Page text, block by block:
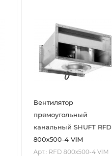
Вентилятор
прямоугольный
канальный SHUFT RFD
800х500-4 VIM
Арт.: RFD 800х500-4 VIM